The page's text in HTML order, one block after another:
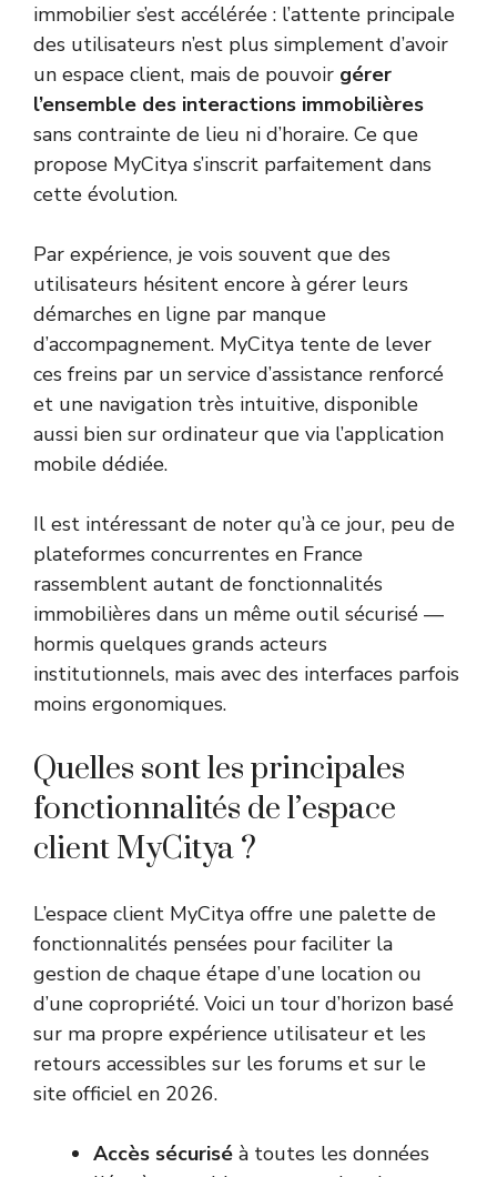
immobilier s’est accélérée : l’attente principale
des utilisateurs n’est plus simplement d’avoir
un espace client, mais de pouvoir gérer
l’ensemble des interactions immobilières
sans contrainte de lieu ni d’horaire. Ce que
propose MyCitya s’inscrit parfaitement dans
cette évolution.
Par expérience, je vois souvent que des
utilisateurs hésitent encore à gérer leurs
démarches en ligne par manque
d’accompagnement. MyCitya tente de lever
ces freins par un service d’assistance renforcé
et une navigation très intuitive, disponible
aussi bien sur ordinateur que via l’application
mobile dédiée.
Il est intéressant de noter qu’à ce jour, peu de
plateformes concurrentes en France
rassemblent autant de fonctionnalités
immobilières dans un même outil sécurisé —
hormis quelques grands acteurs
institutionnels, mais avec des interfaces parfois
moins ergonomiques.
Quelles sont les principales
fonctionnalités de l’espace
client MyCitya ?
L’espace client MyCitya offre une palette de
fonctionnalités pensées pour faciliter la
gestion de chaque étape d’une location ou
d’une copropriété. Voici un tour d’horizon basé
sur ma propre expérience utilisateur et les
retours accessibles sur les forums et sur le
site officiel en 2026.
Accès sécurisé à toutes les données